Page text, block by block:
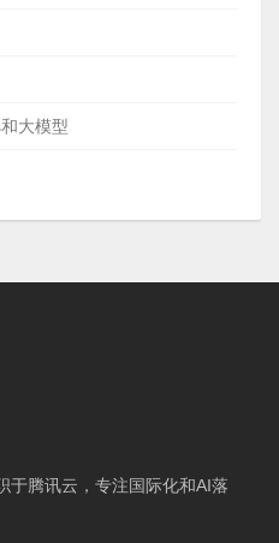
大模型
于腾讯云，专注国际化和AI落